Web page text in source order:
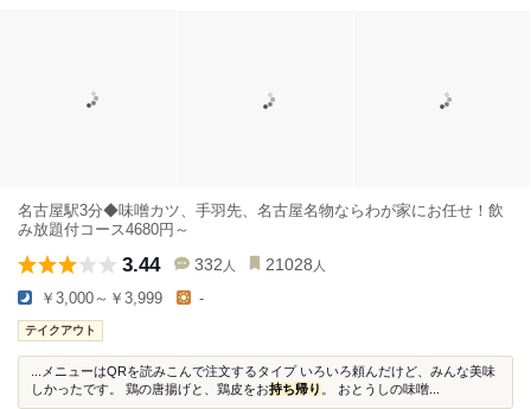
名古屋駅3分◆味噌カツ、手羽先、名古屋名物ならわが家にお任せ！飲
み放題付コース4680円～
3.44 332 人 21028 人
￥3,000～￥3,999 -
テイクアウト
...メニューはQRを読みこんで注文するタイプ いろいろ頼んだけど、みんな美味
しかったです。 鶏の唐揚げと、鶏皮をお持ち帰り 。 おとうしの味噌...